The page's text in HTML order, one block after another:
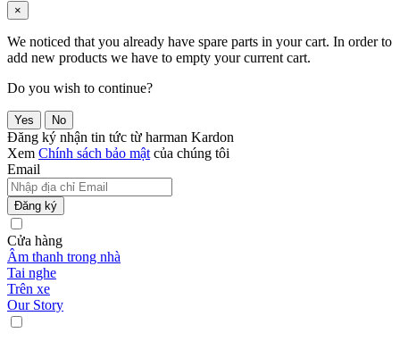
×
We noticed that you already have spare parts in your cart. In order to
add new products we have to empty your current cart.
Do you wish to continue?
Yes No
Đăng ký nhận tin tức từ harman Kardon
Xem Chính sách bảo mật của chúng tôi
Email
Đăng ký
Cửa hàng
Âm thanh trong nhà
Tai nghe
Trên xe
Our Story